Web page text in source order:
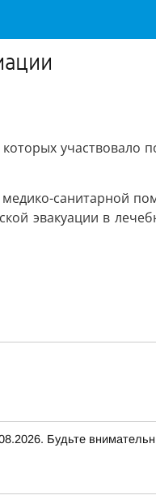
участвовало
санитарной
эвакуации в
Будьте